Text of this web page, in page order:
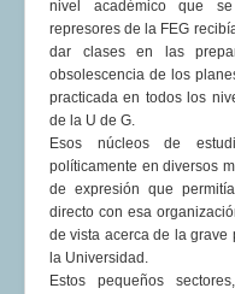
nivel académico que
represores de la FEG
dar clases en las
obsolescencia de los
practicada en todos los
de la U de G.
Esos núcleos de
políticamente en diversos
de expresión que
directo con esa
de vista acerca de la grave
la Universidad.
Estos pequeños